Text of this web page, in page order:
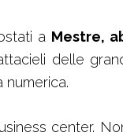
a Mestre,
delle
numerica.
center.